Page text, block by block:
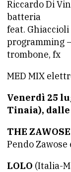
Riccardo Di
batteria
feat.
programming
trombone, fx
MED MIX
Venerdì 25
Tinaia), dalle
THE
Pendo
LOLO (Italia-